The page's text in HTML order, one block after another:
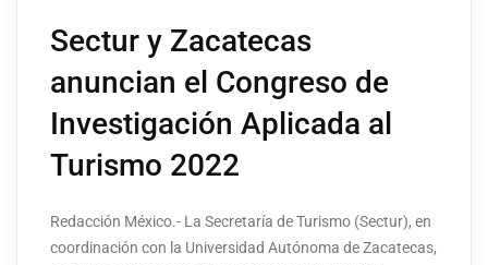
Sectur y Zacatecas
anuncian el Congreso de
Investigación Aplicada al
Turismo 2022
Redacción México.- La Secretaría de Turismo (Sectur), en
coordinación con la Universidad Autónoma de Zacatecas,